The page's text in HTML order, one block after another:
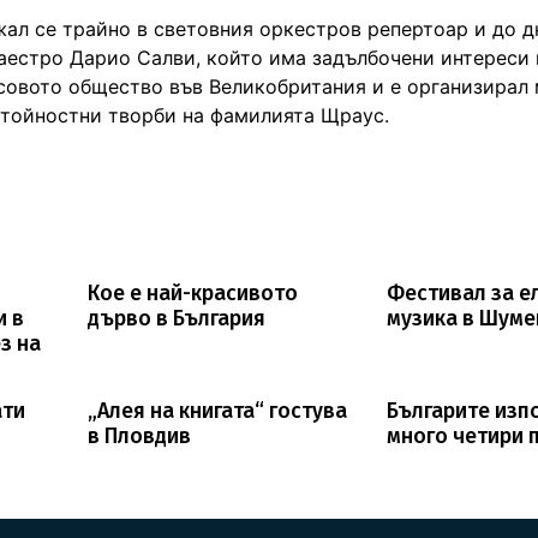
се трайно в световния оркестров репертоар и до
Дарио Салви, който има задълбочени
общество във Великобритания и е организирал
творби на фамилията Щраус.
в
на
Кое е най-красивото
дърво в България
Фестивал за
музика в
„Алея на книгата“ гостува
в Пловдив
Българите
много четири